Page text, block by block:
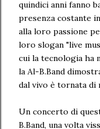
quindici anni fanno
presenza costante
alla loro passione
loro slogan "live
cui la tecnologia ha
la Al-B.Band
dal vivo è tornata di
Un concerto di
B.Band, una volta